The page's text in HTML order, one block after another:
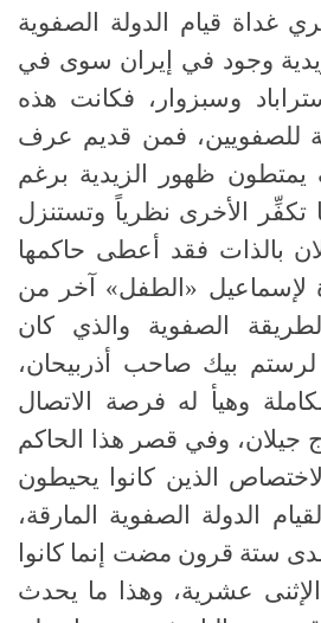
غداة قيام الدولة الصفوية
وجود في إيران سوى في
وسبزوار، فكانت هذه
للصفويين، فمن قديم عرف
يمتطون ظهور الزيدية برغم
تكفِّر الأخرى نظرياً وتستنزل
بالذات فقد أعطى حاكمها
لإسماعيل «الطفل» آخر من
الصفوية والذي كان
لرستم بيك صاحب أذربيحان،
وهيأ له فرصة الاتصال
جيلان، وفي قصر هذا الحاكم
الذين كانوا يحيطون
الدولة الصفوية المارقة،
ستة قرون مضت إنما كانوا
عشرية، وهذا ما يحدث